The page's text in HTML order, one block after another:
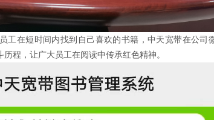
在短时间内找到自己喜欢的书籍，中天宽带在公
程，让广大员工在阅读中传承红色精神。